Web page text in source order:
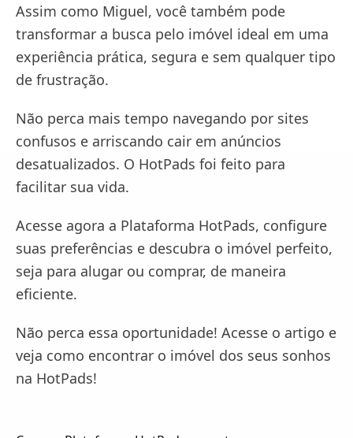
Assim como Miguel, você também pode
transformar a busca pelo imóvel ideal em uma
experiência prática, segura e sem qualquer tipo
de frustração.
Não perca mais tempo navegando por sites
confusos e arriscando cair em anúncios
desatualizados. O HotPads foi feito para
facilitar sua vida.
Acesse agora a Plataforma HotPads, configure
suas preferências e descubra o imóvel perfeito,
seja para alugar ou comprar, de maneira
eficiente.
Não perca essa oportunidade! Acesse o artigo e
veja como encontrar o imóvel dos seus sonhos
na HotPads!